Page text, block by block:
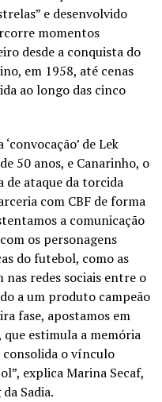
e desenvolvido
momentos
desde a conquista do
em 1958, até cenas
ao longo das cinco
de Lek
50 anos, e Canarinho, o
de ataque da torcida
com CBF de forma
a comunicação
os personagens
do futebol, como as
redes sociais entre o
a um produto campeão
fase, apostamos em
estimula a memória
consolida o vínculo
explica Marina Secaf,
Sadia.